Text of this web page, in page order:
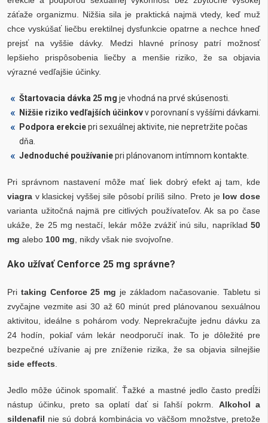
záťaže organizmu. Nižšia sila je praktická najmä vtedy, keď muž
chce vyskúšať liečbu erektilnej dysfunkcie opatrne a nechce hneď
prejsť na vyššie dávky. Medzi hlavné prínosy patrí možnosť
lepšieho prispôsobenia liečby a menšie riziko, že sa objavia
výrazné vedľajšie účinky.
Štartovacia dávka 25 mg je vhodná na prvé skúsenosti.
Nižšie riziko vedľajších účinkovv porovnaní s vyššími dávkami.
Podpora erekciepri sexuálnej aktivite, nie nepretržite počas
dňa.
Jednoduché používaniepri plánovanom intímnom kontakte.
Pri správnom nastavení môže mať liek dobrý efekt aj tam, kde
viagra v klasickej vyššej sile pôsobí príliš silno. Preto je low dose
varianta užitočná najmä pre citlivých používateľov. Ak sa po čase
ukáže, že 25 mg nestačí, lekár môže zvážiť inú silu, napríklad 50
mg alebo 100 mg , nikdy však nie svojvoľne.
Ako užívať Cenforce 25 mg správne?
Pri taking Cenforce 25 mg je základom načasovanie. Tabletu si
zvyčajne vezmite asi 30 až 60 minút pred plánovanou sexuálnou
aktivitou, ideálne s pohárom vody. Neprekračujte jednu dávku za
24 hodín, pokiaľ vám lekár neodporučí inak. To je dôležité pre
bezpečné užívanie aj pre zníženie rizika, že sa objavia silnejšie
side effects
Jedlo môže účinok spomaliť. Ťažké a mastné jedlo často predĺži
nástup účinku, preto sa oplatí dať si ľahší pokrm. Alkohol a
sildenafil nie sú dobrá kombinácia vo väčšom množstve, pretože